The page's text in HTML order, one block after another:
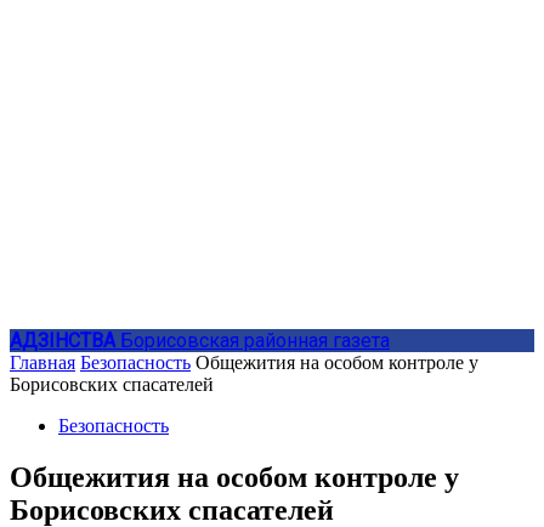
АДЗIНСТВА Борисовская районная газета
Главная Безопасность Общежития на особом контроле у
Борисовских спасателей
Безопасность
Общежития на особом контроле у
Борисовских спасателей